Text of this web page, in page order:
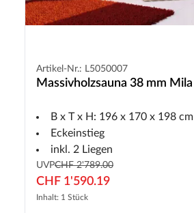
Artikel-Nr.: L5050007
Massivholzsauna 38 mm Mila
B x T x H: 196 x 170 x 198 cm
Eckeinstieg
inkl. 2 Liegen
UVPCHF 2'789.00
CHF 1'590.19
Inhalt: 1 Stück